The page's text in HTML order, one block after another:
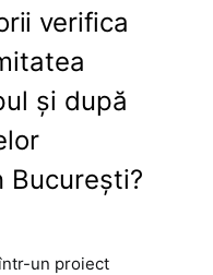
verifica
și după
București?
un proiect